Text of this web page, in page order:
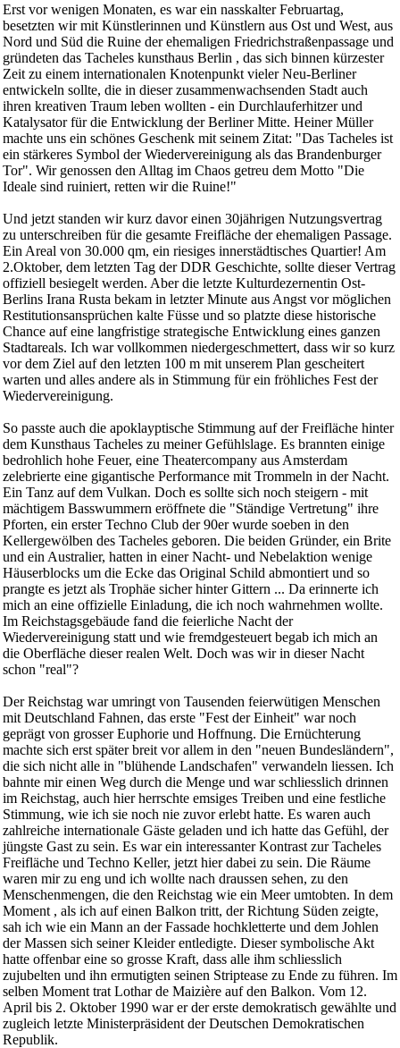
Erst vor wenigen Monaten, es war ein nasskalter Februartag,
besetzten wir mit Künstlerinnen und Künstlern aus Ost und West, aus
Nord und Süd die Ruine der ehemaligen Friedrichstraßenpassage und
gründeten das Tacheles kunsthaus Berlin , das sich binnen kürzester
Zeit zu einem internationalen Knotenpunkt vieler Neu-Berliner
entwickeln sollte, die in dieser zusammenwachsenden Stadt auch
ihren kreativen Traum leben wollten - ein Durchlauferhitzer und
Katalysator für die Entwicklung der Berliner Mitte. Heiner Müller
machte uns ein schönes Geschenk mit seinem Zitat: "Das Tacheles ist
ein stärkeres Symbol der Wiedervereinigung als das Brandenburger
Tor". Wir genossen den Alltag im Chaos getreu dem Motto "Die
Ideale sind ruiniert, retten wir die Ruine!"
Und jetzt standen wir kurz davor einen 30jährigen Nutzungsvertrag
zu unterschreiben für die gesamte Freifläche der ehemaligen Passage.
Ein Areal von 30.000 qm, ein riesiges innerstädtisches Quartier! Am
2.Oktober, dem letzten Tag der DDR Geschichte, sollte dieser Vertrag
offiziell besiegelt werden. Aber die letzte Kulturdezernentin Ost-
Berlins Irana Rusta bekam in letzter Minute aus Angst vor möglichen
Restitutionsansprüchen kalte Füsse und so platzte diese historische
Chance auf eine langfristige strategische Entwicklung eines ganzen
Stadtareals. Ich war vollkommen niedergeschmettert, dass wir so kurz
vor dem Ziel auf den letzten 100 m mit unserem Plan gescheitert
warten und alles andere als in Stimmung für ein fröhliches Fest der
Wiedervereinigung.
So passte auch die apoklayptische Stimmung auf der Freifläche hinter
dem Kunsthaus Tacheles zu meiner Gefühlslage. Es brannten einige
bedrohlich hohe Feuer, eine Theatercompany aus Amsterdam
zelebrierte eine gigantische Performance mit Trommeln in der Nacht.
Ein Tanz auf dem Vulkan. Doch es sollte sich noch steigern - mit
mächtigem Basswummern eröffnete die "Ständige Vertretung" ihre
Pforten, ein erster Techno Club der 90er wurde soeben in den
Kellergewölben des Tacheles geboren. Die beiden Gründer, ein Brite
und ein Australier, hatten in einer Nacht- und Nebelaktion wenige
Häuserblocks um die Ecke das Original Schild abmontiert und so
prangte es jetzt als Trophäe sicher hinter Gittern ... Da erinnerte ich
mich an eine offizielle Einladung, die ich noch wahrnehmen wollte.
Im Reichstagsgebäude fand die feierliche Nacht der
Wiedervereinigung statt und wie fremdgesteuert begab ich mich an
die Oberfläche dieser realen Welt. Doch was wir in dieser Nacht
schon "real"?
Der Reichstag war umringt von Tausenden feierwütigen Menschen
mit Deutschland Fahnen, das erste "Fest der Einheit" war noch
geprägt von grosser Euphorie und Hoffnung. Die Ernüchterung
machte sich erst später breit vor allem in den "neuen Bundesländern",
die sich nicht alle in "blühende Landschafen" verwandeln liessen. Ich
bahnte mir einen Weg durch die Menge und war schliesslich drinnen
im Reichstag, auch hier herrschte emsiges Treiben und eine festliche
Stimmung, wie ich sie noch nie zuvor erlebt hatte. Es waren auch
zahlreiche internationale Gäste geladen und ich hatte das Gefühl, der
jüngste Gast zu sein. Es war ein interessanter Kontrast zur Tacheles
Freifläche und Techno Keller, jetzt hier dabei zu sein. Die Räume
waren mir zu eng und ich wollte nach draussen sehen, zu den
Menschenmengen, die den Reichstag wie ein Meer umtobten. In dem
Moment , als ich auf einen Balkon tritt, der Richtung Süden zeigte,
sah ich wie ein Mann an der Fassade hochkletterte und dem Johlen
der Massen sich seiner Kleider entledigte. Dieser symbolische Akt
hatte offenbar eine so grosse Kraft, dass alle ihm schliesslich
zujubelten und ihn ermutigten seinen Striptease zu Ende zu führen. Im
selben Moment trat Lothar de Maizière auf den Balkon. Vom 12.
April bis 2. Oktober 1990 war er der erste demokratisch gewählte und
zugleich letzte Ministerpräsident der Deutschen Demokratischen
Republik.